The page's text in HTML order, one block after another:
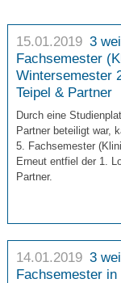
15.01.2019 3
Fachsemester
Wintersemester
Teipel & Partner
Durch eine
Partner beteiligt war,
5. Fachsemester
Erneut entfiel der 1.
Partner.
14.01.2019 3
Fachsemester